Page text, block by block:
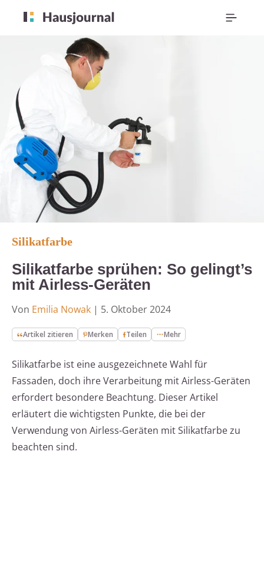
Silikatfarbe
Silikatfarbe sprühen: So gelingt’s
mit Airless-Geräten
Von Emilia Nowak | 5. Oktober 2024
Artikel zitieren Merken Teilen Mehr
Silikatfarbe ist eine ausgezeichnete Wahl für
Fassaden, doch ihre Verarbeitung mit Airless-Geräten
erfordert besondere Beachtung. Dieser Artikel
erläutert die wichtigsten Punkte, die bei der
Verwendung von Airless-Geräten mit Silikatfarbe zu
beachten sind.